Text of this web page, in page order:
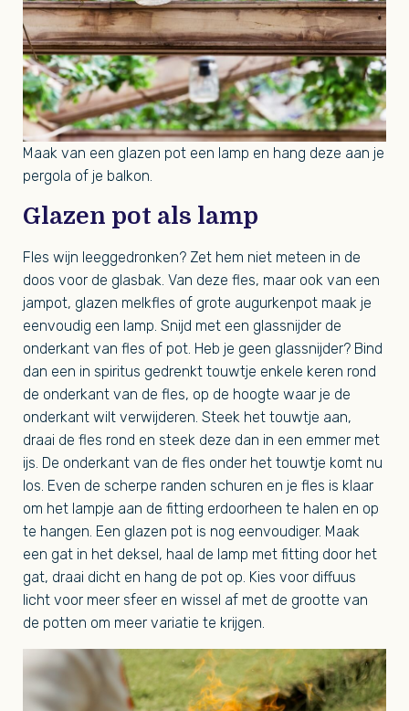
Maak van een glazen pot een lamp en hang deze aan je
pergola of je balkon.
Glazen pot als lamp
Fles wijn leeggedronken? Zet hem niet meteen in de
doos voor de glasbak. Van deze fles, maar ook van een
jampot, glazen melkfles of grote augurkenpot maak je
eenvoudig een lamp. Snijd met een glassnijder de
onderkant van fles of pot. Heb je geen glassnijder? Bind
dan een in spiritus gedrenkt touwtje enkele keren rond
de onderkant van de fles, op de hoogte waar je de
onderkant wilt verwijderen. Steek het touwtje aan,
draai de fles rond en steek deze dan in een emmer met
ijs. De onderkant van de fles onder het touwtje komt nu
los. Even de scherpe randen schuren en je fles is klaar
om het lampje aan de fitting erdoorheen te halen en op
te hangen. Een glazen pot is nog eenvoudiger. Maak
een gat in het deksel, haal de lamp met fitting door het
gat, draai dicht en hang de pot op. Kies voor diffuus
licht voor meer sfeer en wissel af met de grootte van
de potten om meer variatie te krijgen.